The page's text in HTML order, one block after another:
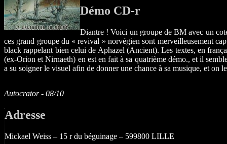
Démo CD-r
Diantre ! Voici un groupe de BM avec un
ces grand groupe du « revival » norvégien sont merveilleusement
black rappelant bien celui de Aphazel (Ancient). Les textes, en
(ex-Orion et Nirnaeth) en est en fait à sa quatrième démo., et il
a su soigner le visuel afin de donner une chance à sa musique, et on
Autocrator - 08/10
Adresse
Mickael Weiss – 15 r du béguinage – 599800 LILLE